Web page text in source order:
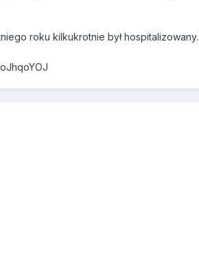
roku kilkukrotnie był hospitalizowany.